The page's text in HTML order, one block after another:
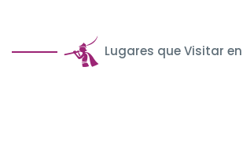
Lugares que Visitar